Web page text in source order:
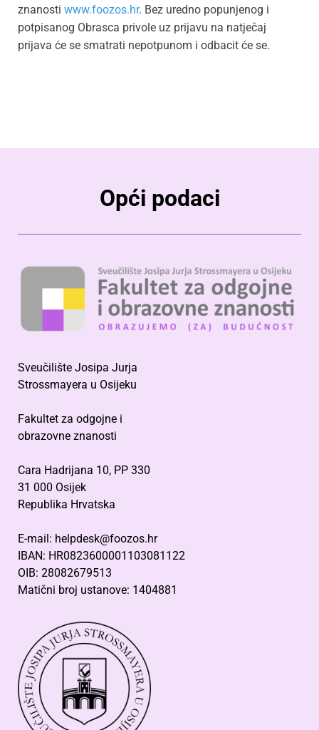
znanosti www.foozos.hr. Bez uredno popunjenog i
potpisanog Obrasca privole uz prijavu na natječaj
prijava će se smatrati nepotpunom i odbacit će se.
Opći podaci
Sveučilište Josipa Jurja
Strossmayera u Osijeku
Fakultet za odgojne i
obrazovne znanosti
Cara Hadrijana 10, PP 330
31 000 Osijek
Republika Hrvatska
E-mail: helpdesk@foozos.hr
IBAN: HR0823600001103081122
OIB: 28082679513
Matični broj ustanove: 1404881